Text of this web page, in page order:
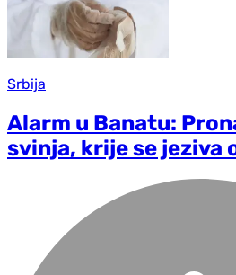
Srbija
Alarm u Banatu:
svinja, krije se jeziva